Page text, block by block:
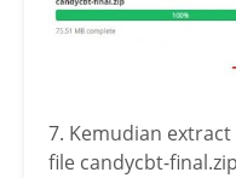
7. Kemudian
file candycbt-